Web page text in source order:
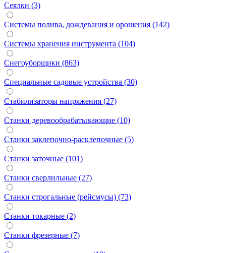
Сеялки (3)
Системы полива, дождевания и орошения (142)
Системы хранения инструмента (104)
Снегоуборщики (863)
Специальные садовые устройства (30)
Стабилизаторы напряжения (27)
Станки деревообрабатывающие (10)
Станки заклепочно-расклепочные (5)
Станки заточные (101)
Станки сверлильные (27)
Станки строгальные (рейсмусы) (73)
Станки токарные (2)
Станки фрезерные (7)